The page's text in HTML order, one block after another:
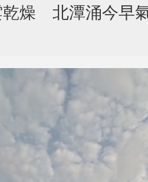
燥 北潭涌今早